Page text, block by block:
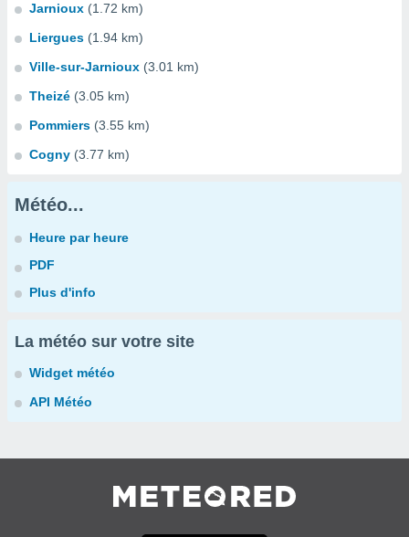
Jarnioux (1.72 km)
Liergues (1.94 km)
Ville-sur-Jarnioux (3.01 km)
Theizé (3.05 km)
Pommiers (3.55 km)
Cogny (3.77 km)
Météo...
Heure par heure
PDF
Plus d'info
La météo sur votre site
Widget météo
API Météo